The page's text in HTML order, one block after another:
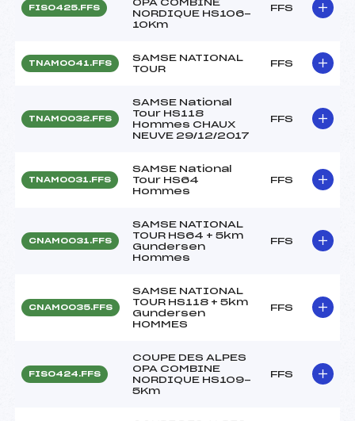
FIS0425.FFS
OPA COMBINE
NORDIQUE HS106-
10Km
FFS
TNAM0041.FFS
SAMSE NATIONAL
TOUR
FFS
TNAM0032.FFS
SAMSE National
Tour HS118
Hommes CHAUX
NEUVE 29/12/2017
FFS
TNAM0031.FFS
SAMSE National
Tour HS64
Hommes
FFS
CNAM0031.FFS
SAMSE NATIONAL
TOUR HS64 + 5km
Gundersen
Hommes
FFS
CNAM0035.FFS
SAMSE NATIONAL
TOUR HS118 + 5km
Gundersen
HOMMES
FFS
FIS0424.FFS
COUPE DES ALPES
OPA COMBINE
NORDIQUE HS109-
5Km
FFS